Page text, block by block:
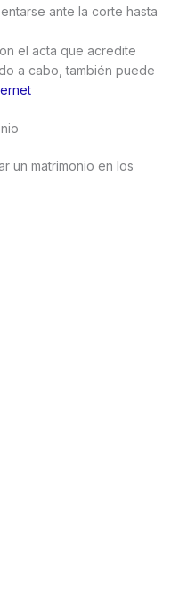
ante la corte hasta
el acta que acredite
a cabo, también puede
un matrimonio en los